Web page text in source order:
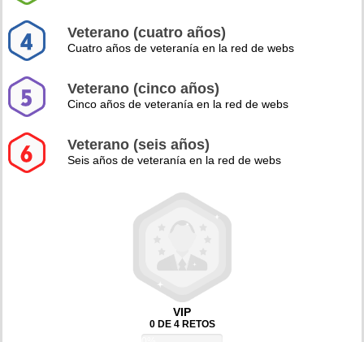
Veterano (cuatro años)
Cuatro años de veteranía en la red de webs
Veterano (cinco años)
Cinco años de veteranía en la red de webs
Veterano (seis años)
Seis años de veteranía en la red de webs
VIP
0 DE 4 RETOS